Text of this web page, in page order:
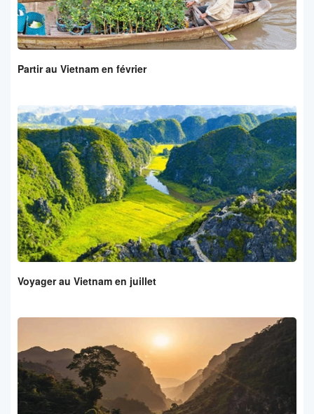
Partir au Vietnam en février
Voyager au Vietnam en juillet